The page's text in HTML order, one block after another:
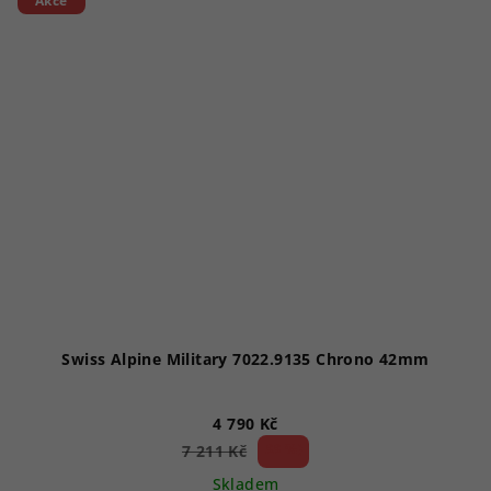
Swiss Alpine Military 7022.9135 Chrono 42mm
4 790 Kč
7 211 Kč
Skladem